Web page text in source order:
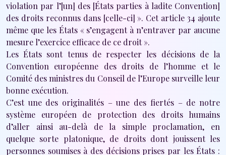
violation par l’[un] des [États parties à ladite Convention]
des droits reconnus dans [celle-ci] ». Cet article 34 ajoute
même que les États « s’engagent à n’entraver par aucune
mesure l’exercice efficace de ce droit ».
Les États sont tenus de respecter les décisions de la
Convention européenne des droits de l’homme et le
Comité des ministres du Conseil de l’Europe surveille leur
bonne exécution.
C’est une des originalités – une des fiertés – de notre
système européen de protection des droits humains
d’aller ainsi au-delà de la simple proclamation, en
quelque sorte platonique, de droits dont jouissent les
personnes soumises à des décisions prises par les États :